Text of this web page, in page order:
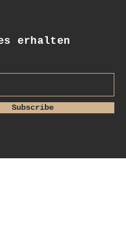
erhalten
Subscribe